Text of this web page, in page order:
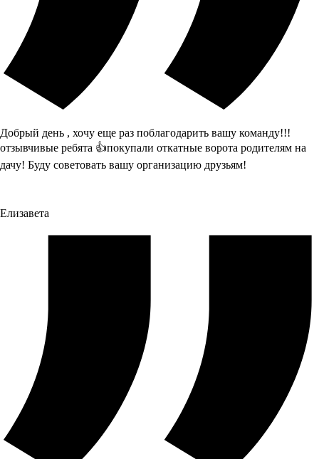
Добрый день , хочу еще раз поблагодарить вашу команду!!!
отзывчивые ребята 👍покупали откатные ворота родителям на
дачу! Буду советовать вашу организацию друзьям!
Елизавета